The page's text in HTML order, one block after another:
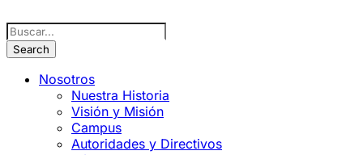
Nosotros
Nuestra Historia
Visión y Misión
Campus
Autoridades y Directivos